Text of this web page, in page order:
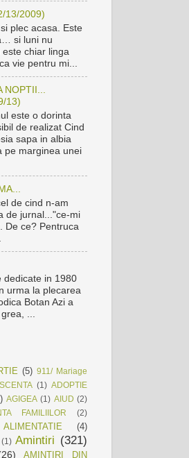
13/2009)
plec acasa. Este
si luni nu
chiar linga
vie pentru mi...
NOPTII...
13)
este o dorinta
de realizat Cind
sapa in albia
pe marginea unei
de cind n-am
de jurnal..."ce-mi
De ce? Pentruca
dedicate in 1980
urma la plecarea
Botan Azi a
...
(5) 911/ Mariage
(1) ADOPTIE
AGIGEA (1) AIUD (2)
FAMILIILOR (2)
ALIMENTATIE
(4)
(1) Amintiri (321)
AMINTIRI DIN